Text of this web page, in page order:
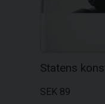
Statens
SEK 89